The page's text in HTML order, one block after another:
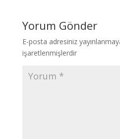
Yorum Gönder
E-posta adresiniz
işaretlenmişlerdir